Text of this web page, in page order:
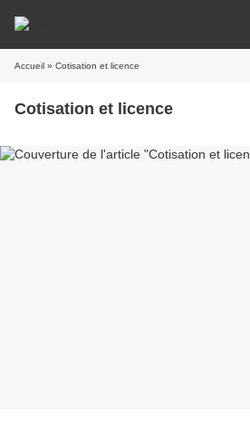
Accueil » Cotisation et licence
Cotisation et licence